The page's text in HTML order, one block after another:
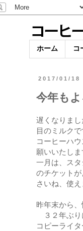
ホーム コ
2017/01/18
今年も
遅くなりま
目のミルクで
コーヒーハ
願いいたしま
一月は、ス
のチケット
さいね、使え
昨年末から
３２年ぶり
コピーライ